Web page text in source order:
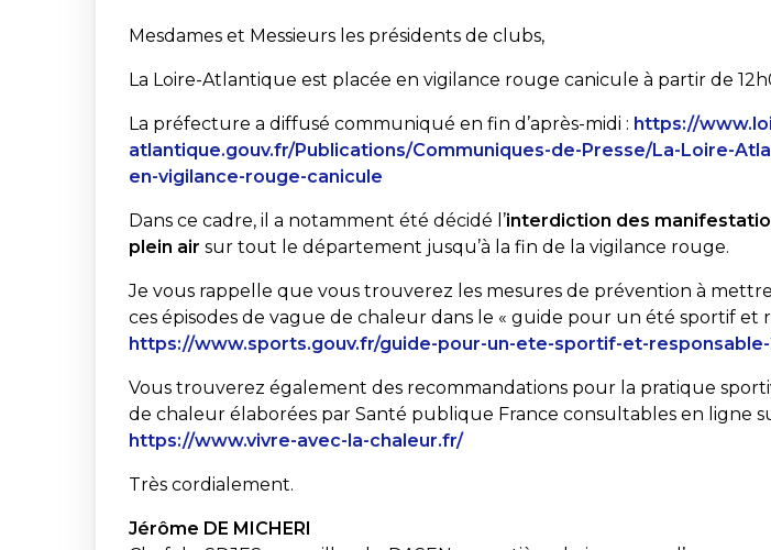
Mesdames et Messieurs les présidents de clubs,
La Loire-Atlantique est placée en vigilance rouge canicule à partir de
La préfecture a diffusé communiqué en fin d’après-midi : https://
atlantique.gouv.fr/Publications/Communiques-de-Presse/La-Loire-
en-vigilance-rouge-canicule
Dans ce cadre, il a notamment été décidé l’interdiction des
plein air sur tout le département jusqu’à la fin de la vigilance rouge.
Je vous rappelle que vous trouverez les mesures de prévention à
ces épisodes de vague de chaleur dans le « guide pour un été sportif et
https://www.sports.gouv.fr/guide-pour-un-ete-sportif-et-
Vous trouverez également des recommandations pour la pratique
de chaleur élaborées par Santé publique France consultables en ligne
https://www.vivre-avec-la-chaleur.fr/
Très cordialement.
Jérôme DE MICHERI